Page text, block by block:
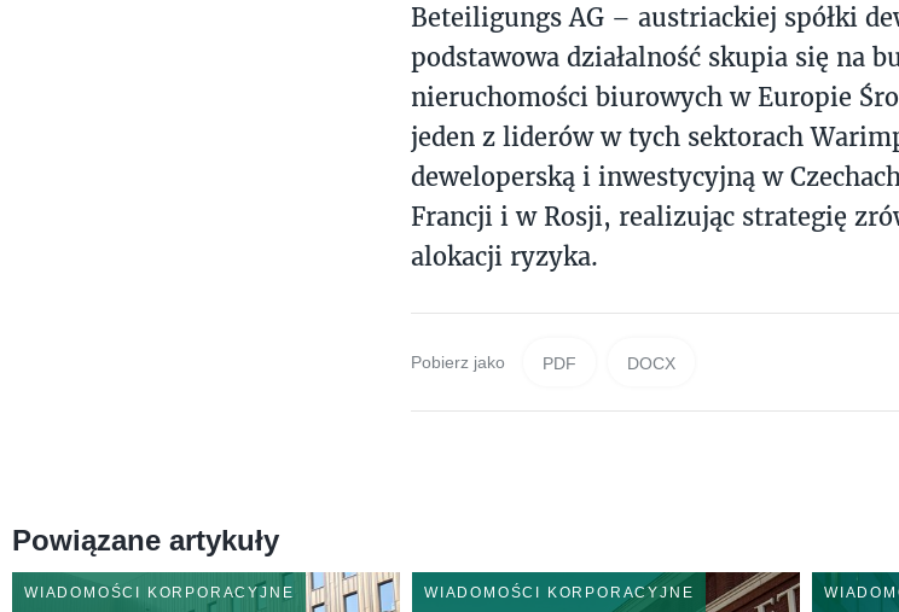
Beteiligungs AG – austriackiej spółki
podstawowa działalność skupia się na
nieruchomości biurowych w Europie
jeden z liderów w tych sektorach
deweloperską i inwestycyjną w
Francji i w Rosji, realizując strategię
alokacji ryzyka.
Pobierz jako PDF DOCX
Powiązane artykuły
WIADOMOŚCI KORPORACYJNE WIADOMOŚCI KORPORACYJNE